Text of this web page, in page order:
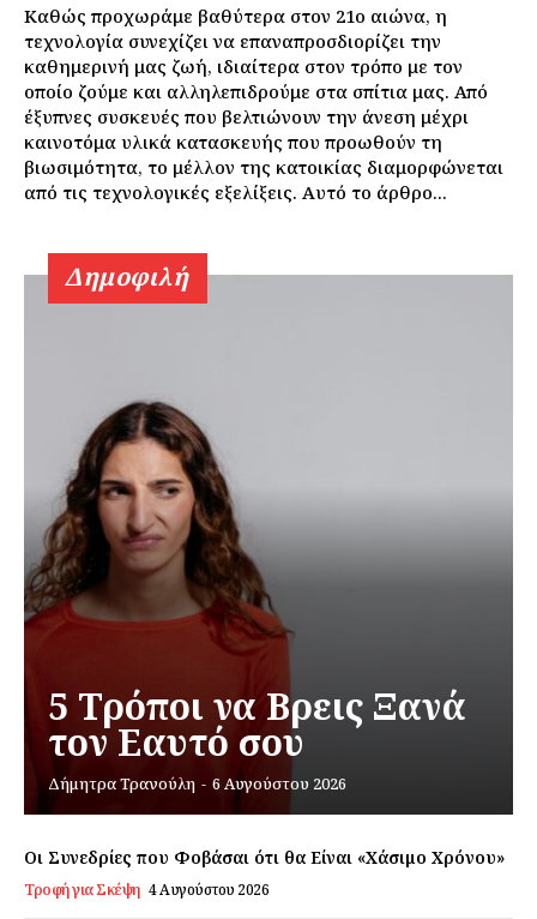
Εγγραφείτε τώρα!
Daily Food
Σχετικά με εμάς
Ο λογαριασμός μου
Επικοινωνία
Καθώς προχωράμε βαθύτερα στον 21ο αιώνα, η
τεχνολογία συνεχίζει να επαναπροσδιορίζει την
καθημερινή μας ζωή, ιδιαίτερα στον τρόπο με τον
οποίο ζούμε και αλληλεπιδρούμε στα σπίτια μας. Από
έξυπνες συσκευές που βελτιώνουν την άνεση μέχρι
καινοτόμα υλικά κατασκευής που προωθούν τη
βιωσιμότητα, το μέλλον της κατοικίας διαμορφώνεται
από τις τεχνολογικές εξελίξεις. Αυτό το άρθρο...
Δημοφιλή
5 Τρόποι να Βρεις Ξανά
τον Εαυτό σου
Δήμητρα Τρανούλη - 6 Αυγούστου 2026
Οι Συνεδρίες που Φοβάσαι ότι θα Είναι «Χάσιμο Χρόνου»
Τροφή για Σκέψη 4 Αυγούστου 2026